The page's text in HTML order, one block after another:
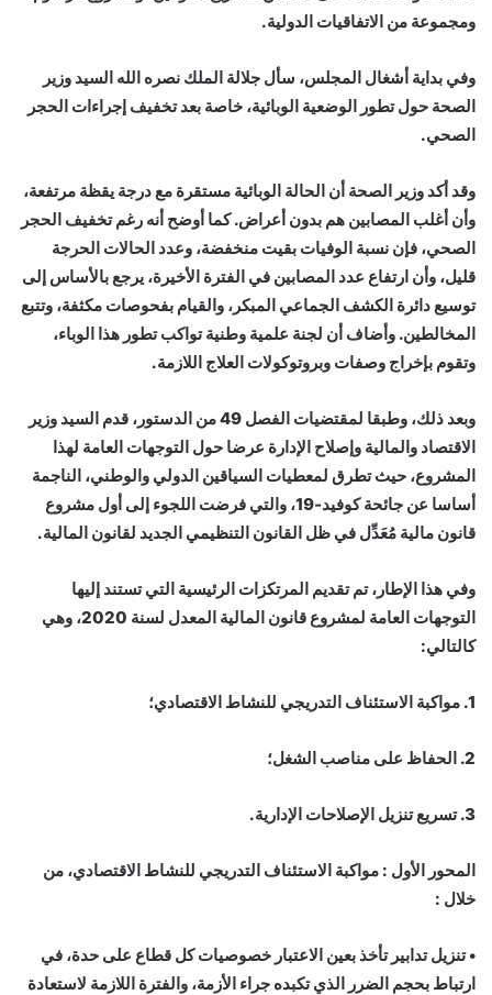
ومجموعة من الاتفاقيات الدولية.
وفي بداية أشغال المجلس، سأل جلالة الملك نصره الله السيد وزير
الصحة حول تطور الوضعية الوبائية، خاصة بعد تخفيف إجراءات الحجر
الصحي.
وقد أكد وزير الصحة أن الحالة الوبائية مستقرة مع درجة يقظة مرتفعة،
وأن أغلب المصابين هم بدون أعراض. كما أوضح أنه رغم تخفيف الحجر
الصحي، فإن نسبة الوفيات بقيت منخفضة، وعدد الحالات الحرجة
قليل، وأن ارتفاع عدد المصابين في الفترة الأخيرة، يرجع بالأساس إلى
توسيع دائرة الكشف الجماعي المبكر، والقيام بفحوصات مكثفة، وتتبع
المخالطين. وأضاف أن لجنة علمية وطنية تواكب تطور هذا الوباء،
وتقوم بإخراج وصفات وبروتوكولات العلاج اللازمة.
وبعد ذلك، وطبقا لمقتضيات الفصل 49 من الدستور، قدم السيد وزير
الاقتصاد والمالية وإصلاح الإدارة عرضا حول التوجهات العامة لهذا
المشروع، حيث تطرق لمعطيات السياقين الدولي والوطني، الناجمة
أساسا عن جائحة كوفيد-19، والتي فرضت اللجوء إلى أول مشروع
قانون مالية مُعَدِّل في ظل القانون التنظيمي الجديد لقانون المالية.
وفي هذا الإطار، تم تقديم المرتكزات الرئيسية التي تستند إليها
التوجهات العامة لمشروع قانون المالية المعدل لسنة 2020، وهي
كالتالي:
1. مواكبة الاستئناف التدريجي للنشاط الاقتصادي؛
2. الحفاظ على مناصب الشغل؛
3. تسريع تنزيل الإصلاحات الإدارية.
المحور الأول : مواكبة الاستئناف التدريجي للنشاط الاقتصادي، من
خلال :
• تنزيل تدابير تأخذ بعين الاعتبار خصوصيات كل قطاع على حدة، في
ارتباط بحجم الضرر الذي تكبده جراء الأزمة، والفترة اللازمة لاستعادة